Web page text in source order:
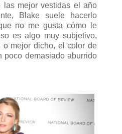
las mejor vestidas el año
Blake suele hacerlo
no me gusta cómo le
es algo muy subjetivo,
o mejor dicho, el color de
poco demasiado aburrido